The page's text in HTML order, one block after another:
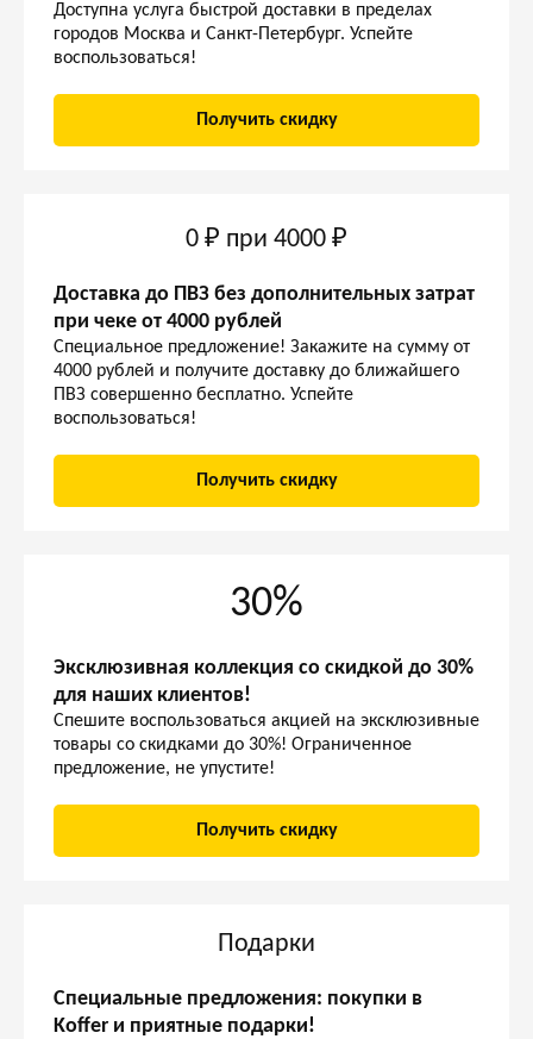
Доступна услуга быстрой доставки в пределах
городов Москва и Санкт-Петербург. Успейте
воспользоваться!
Получить скидку
0 ₽ при 4000 ₽
Доставка до ПВЗ без дополнительных затрат
при чеке от 4000 рублей
Специальное предложение! Закажите на сумму от
4000 рублей и получите доставку до ближайшего
ПВЗ совершенно бесплатно. Успейте
воспользоваться!
Получить скидку
30%
Эксклюзивная коллекция со скидкой до 30%
для наших клиентов!
Спешите воспользоваться акцией на эксклюзивные
товары со скидками до 30%! Ограниченное
предложение, не упустите!
Получить скидку
Подарки
Специальные предложения: покупки в
Koffer и приятные подарки!